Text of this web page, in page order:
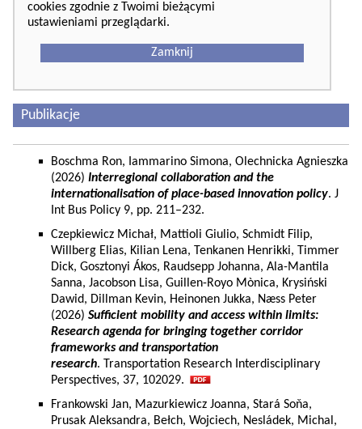
cookies zgodnie z Twoimi bieżącymi
ustawieniami przeglądarki.
Zamknij
Publikacje
Boschma Ron, Iammarino Simona, Olechnicka Agnieszka
(2026) Interregional collaboration and the
internationalisation of place-based innovation policy. J
Int Bus Policy 9, pp. 211–232.
Czepkiewicz Michał, Mattioli Giulio, Schmidt Filip,
Willberg Elias, Kilian Lena, Tenkanen Henrikki, Timmer
Dick, Gosztonyi Ákos, Raudsepp Johanna, Ala-Mantila
Sanna, Jacobson Lisa, Guillen-Royo Mònica, Krysiński
Dawid, Dillman Kevin, Heinonen Jukka, Næss Peter
(2026) Sufficient mobility and access within limits:
Research agenda for bringing together corridor
frameworks and transportation
research. Transportation Research Interdisciplinary
Perspectives, 37, 102029.
Frankowski Jan, Mazurkiewicz Joanna, Stará Soňa,
Prusak Aleksandra, Bełch, Wojciech, Nesládek, Michal,